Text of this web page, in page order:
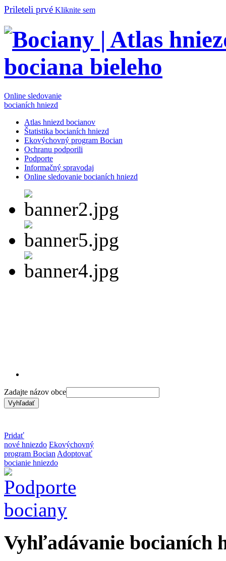
Prileteli prvé Kliknite sem
Online sledovanie
bocianích hniezd
Atlas hniezd bocianov
Štatistika bocianích hniezd
Ekovýchovný program Bocian
Ochranu podporili
Podporte
Informačný spravodaj
Online sledovanie bocianích hniezd
Zadajte názov obce
Pridať
nové hniezdo Ekovýchovný
program Bocian Adoptovať
bocianie hniezdo
Vyhľadávanie bocianích